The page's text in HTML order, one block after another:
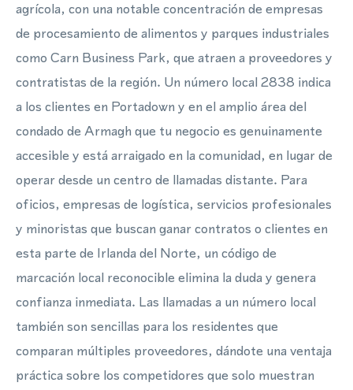
agrícola, con una notable concentración de empresas
de procesamiento de alimentos y parques industriales
como Carn Business Park, que atraen a proveedores y
contratistas de la región. Un número local 2838 indica
a los clientes en Portadown y en el amplio área del
condado de Armagh que tu negocio es genuinamente
accesible y está arraigado en la comunidad, en lugar de
operar desde un centro de llamadas distante. Para
oficios, empresas de logística, servicios profesionales
y minoristas que buscan ganar contratos o clientes en
esta parte de Irlanda del Norte, un código de
marcación local reconocible elimina la duda y genera
confianza inmediata. Las llamadas a un número local
también son sencillas para los residentes que
comparan múltiples proveedores, dándote una ventaja
práctica sobre los competidores que solo muestran